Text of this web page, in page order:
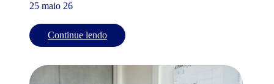
25 maio 26
Continue lendo